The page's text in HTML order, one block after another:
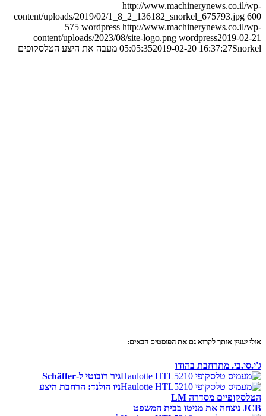
http://www.machinerynews.co.il/wp-
content/uploads/2019/02/1_8_2_136182_snorkel_675793.jpg 600
575 wordpress http://www.machinerynews.co.il/wp-
content/uploads/2023/08/site-logo.png wordpress2019-02-21
05:05:352019-02-20 16:37:27Snorkel מעבה את היצע הטלסקופים
אולי יעניין אותך לקרוא גם את הפוסטים הבאים:
ג'י.סי.בי. מתרחבת בהודו
גיר רובוטי ל-Schäffer
ניו הולנד: הרחבת היצע
הטלסקופיים מסדרה LM
JCB ניצחה את מניטו בבית המשפט